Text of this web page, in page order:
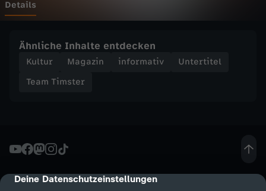
cmp-dialog-description
Deine Datenschutzeinstellungen
I
f
e
n
Details
Ähnliche Inhalte entdecken
Kultur Magazin informativ
Untertitel
Team Timster